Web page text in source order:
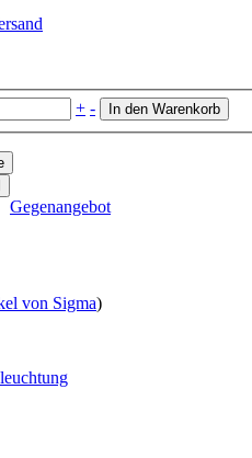
+ - In den Warenkorb
Gegenangebot
von Sigma)